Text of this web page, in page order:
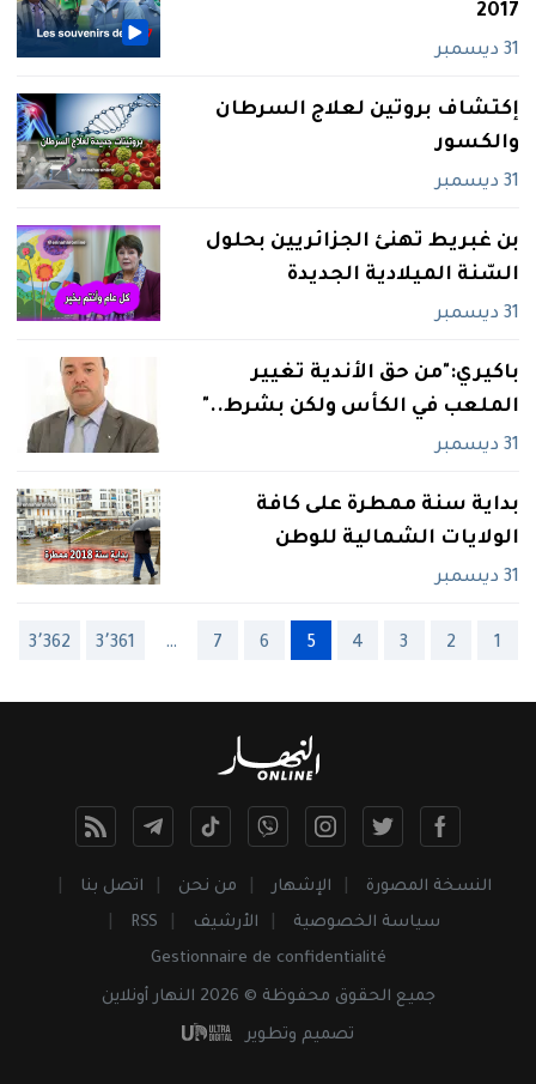
2017
31 ديسمبر
إكتشاف بروتين لعلاج السرطان
والكسور
31 ديسمبر
بن غبريط تهنئ الجزائريين بحلول
السّنة الميلادية الجديدة
31 ديسمبر
باكيري:"من حق الأندية تغيير
الملعب في الكأس ولكن بشرط.."
31 ديسمبر
بداية سنة ممطرة على كافة
الولايات الشمالية للوطن
31 ديسمبر
1
2
3
4
5
6
7
… 3٬361 3٬362
النسخة المصورة الإشهار من نحن
اتصل بنا
سياسة الخصوصية
الأرشيف
RSS
Gestionnaire de confidentialité
جميع الحقوق محفوظة © 2026 النهار أونلاين
تصميم وتطوير